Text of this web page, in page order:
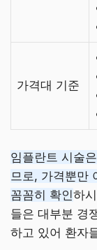
가격대 기준
임플란트 시술
므로, 가격뿐만
꼼꼼히 확인하
들은 대부분 경
하고 있어 환자